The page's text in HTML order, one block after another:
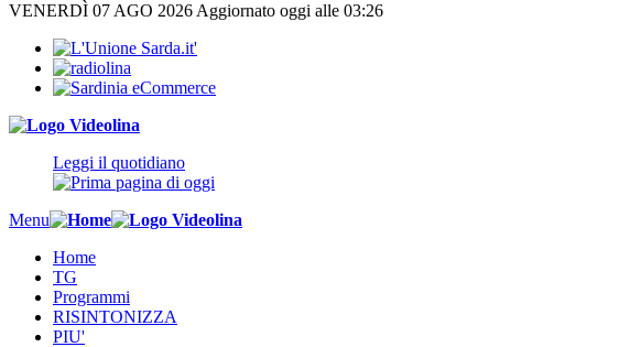
VENERDÌ 07 AGO 2026 Aggiornato oggi alle 03:26
Leggi il quotidiano
Menu
Home
TG
Programmi
RISINTONIZZA
PIU'